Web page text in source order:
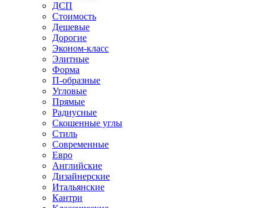
ДСП
Стоимость
Дешевые
Дорогие
Эконом-класс
Элитные
Форма
П-образные
Угловые
Прямые
Радиусные
Скошенные углы
Стиль
Современные
Евро
Английские
Дизайнерские
Итальянские
Кантри